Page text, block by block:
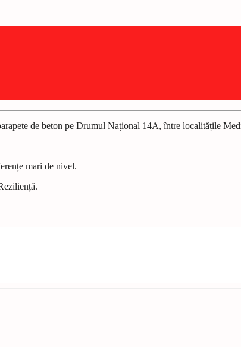
de beton pe Drumul Național 14A, între localitățile
mari de nivel.